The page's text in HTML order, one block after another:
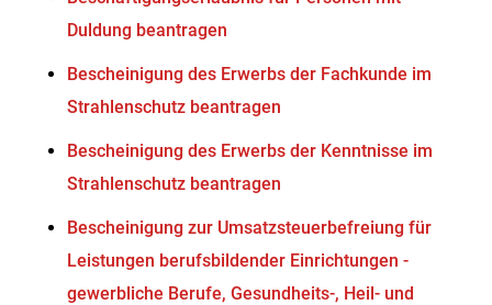
Duldung beantragen
Bescheinigung des Erwerbs der Fachkunde im
Strahlenschutz beantragen
Bescheinigung des Erwerbs der Kenntnisse im
Strahlenschutz beantragen
Bescheinigung zur Umsatzsteuerbefreiung für
Leistungen berufsbildender Einrichtungen -
gewerbliche Berufe, Gesundheits-, Heil- und